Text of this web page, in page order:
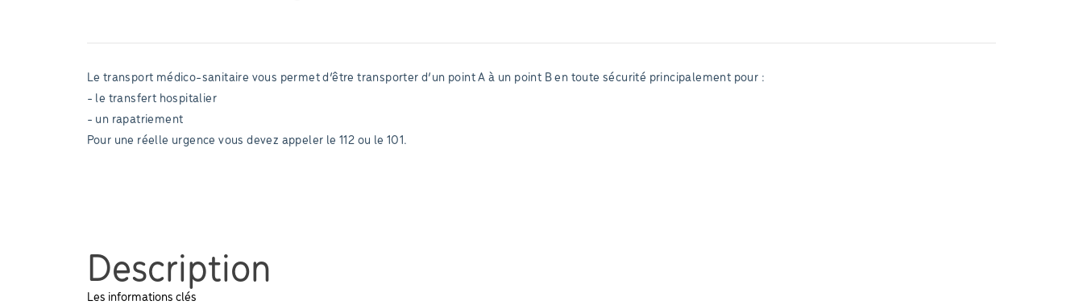
Le transport médico-sanitaire vous permet d’être transporter d’un point A à un point B en toute sécurité principalement pour :
- le transfert hospitalier
- un rapatriement
Pour une réelle urgence vous devez appeler le 112 ou le 101.
Description
Les informations clés